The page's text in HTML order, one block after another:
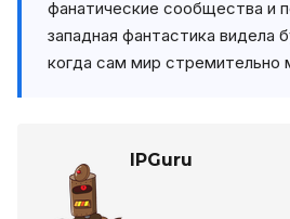
фанатические сообщества и
западная фантастика видела
когда сам мир стремительно
IPGuru